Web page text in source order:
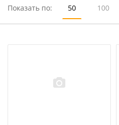
Показать по: 50 100